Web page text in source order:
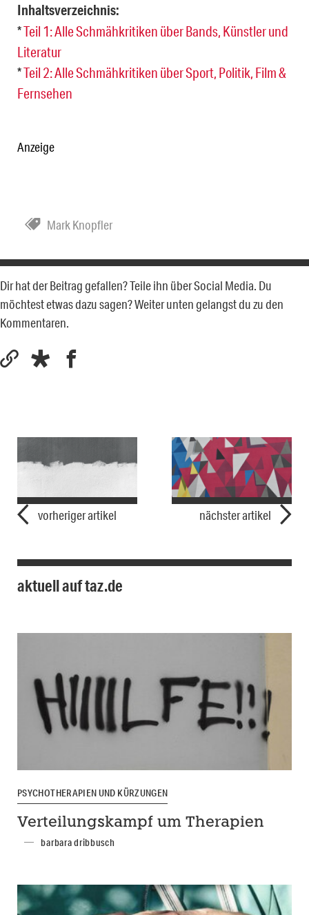
Inhaltsverzeichnis:
*Teil 1: Alle Schmähkritiken über Bands, Künstler und
Literatur
*Teil 2: Alle Schmähkritiken über Sport, Politik, Film &
Fernsehen
Anzeige
Mark Knopfler
Dir hat der Beitrag gefallen? Teile ihn über Social Media. Du
möchtest etwas dazu sagen? Weiter unten gelangst du zu den
Kommentaren.
vorheriger artikel nächster artikel
aktuell auf taz.de
PSYCHOTHERAPIEN UND KÜRZUNGEN
Verteilungskampf um Therapien
barbara dribbusch